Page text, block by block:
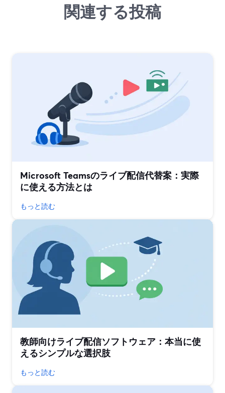
関連する投稿
Microsoft Teamsのライブ配信代替案：実際
に使える方法とは
もっと読む
教師向けライブ配信ソフトウェア：本当に使
えるシンプルな選択肢
もっと読む